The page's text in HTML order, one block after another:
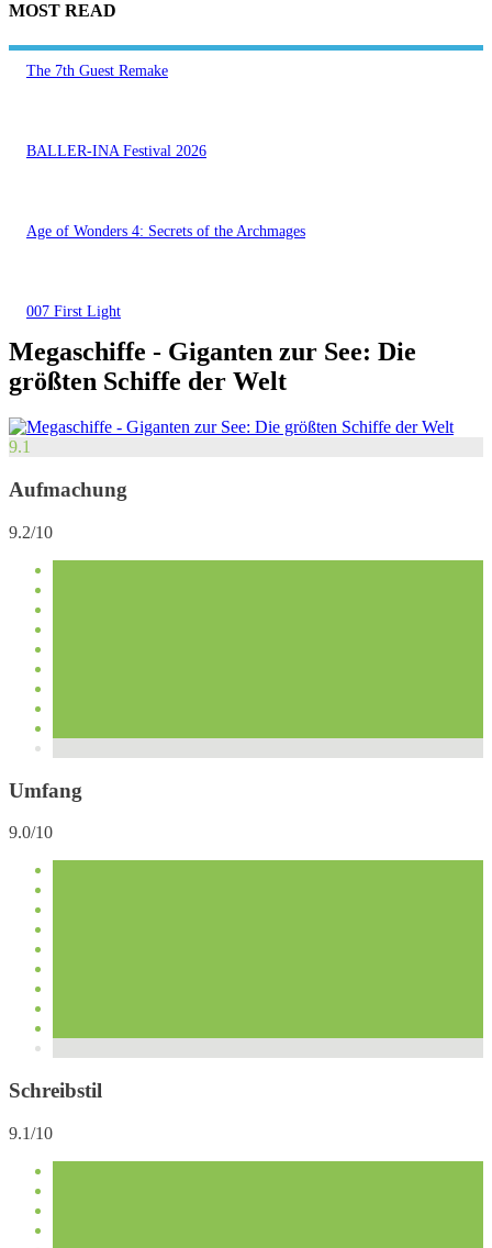
MOST READ
The 7th Guest Remake
BALLER-INA Festival 2026
Age of Wonders 4: Secrets of the Archmages
007 First Light
Megaschiffe - Giganten zur See: Die
größten Schiffe der Welt
9.1
Aufmachung
9.2/10
Umfang
9.0/10
Schreibstil
9.1/10